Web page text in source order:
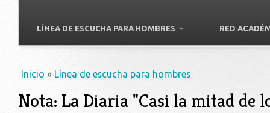
LÍNEA DE ESCUCHA PARA HOMBRES RED
Usted está aquí
Inicio » Línea de escucha para hombres
Nota: La Diaria "Casi la mitad de